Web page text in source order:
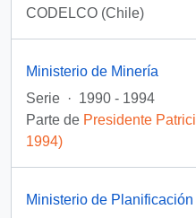
CODELCO (Chile)
Ministerio de Minería
Serie · 1990 - 1994
Parte de Presidente
1994)
Ministerio de